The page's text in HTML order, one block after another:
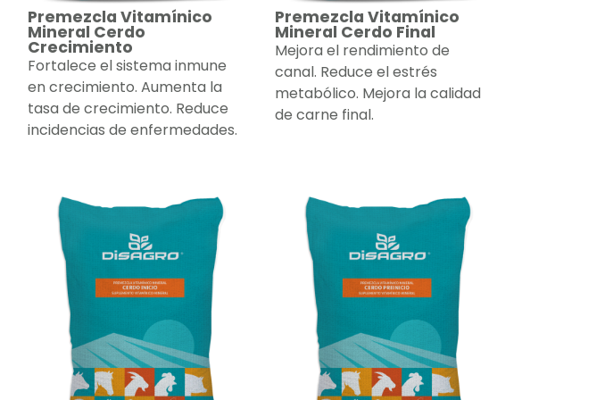
Premezcla Vitamínico
Mineral Cerdo
Crecimiento
Fortalece el sistema inmune
en crecimiento. Aumenta la
tasa de crecimiento. Reduce
incidencias de enfermedades.
Premezcla Vitamínico
Mineral Cerdo Final
Mejora el rendimiento de
canal. Reduce el estrés
metabólico. Mejora la calidad
de carne final.